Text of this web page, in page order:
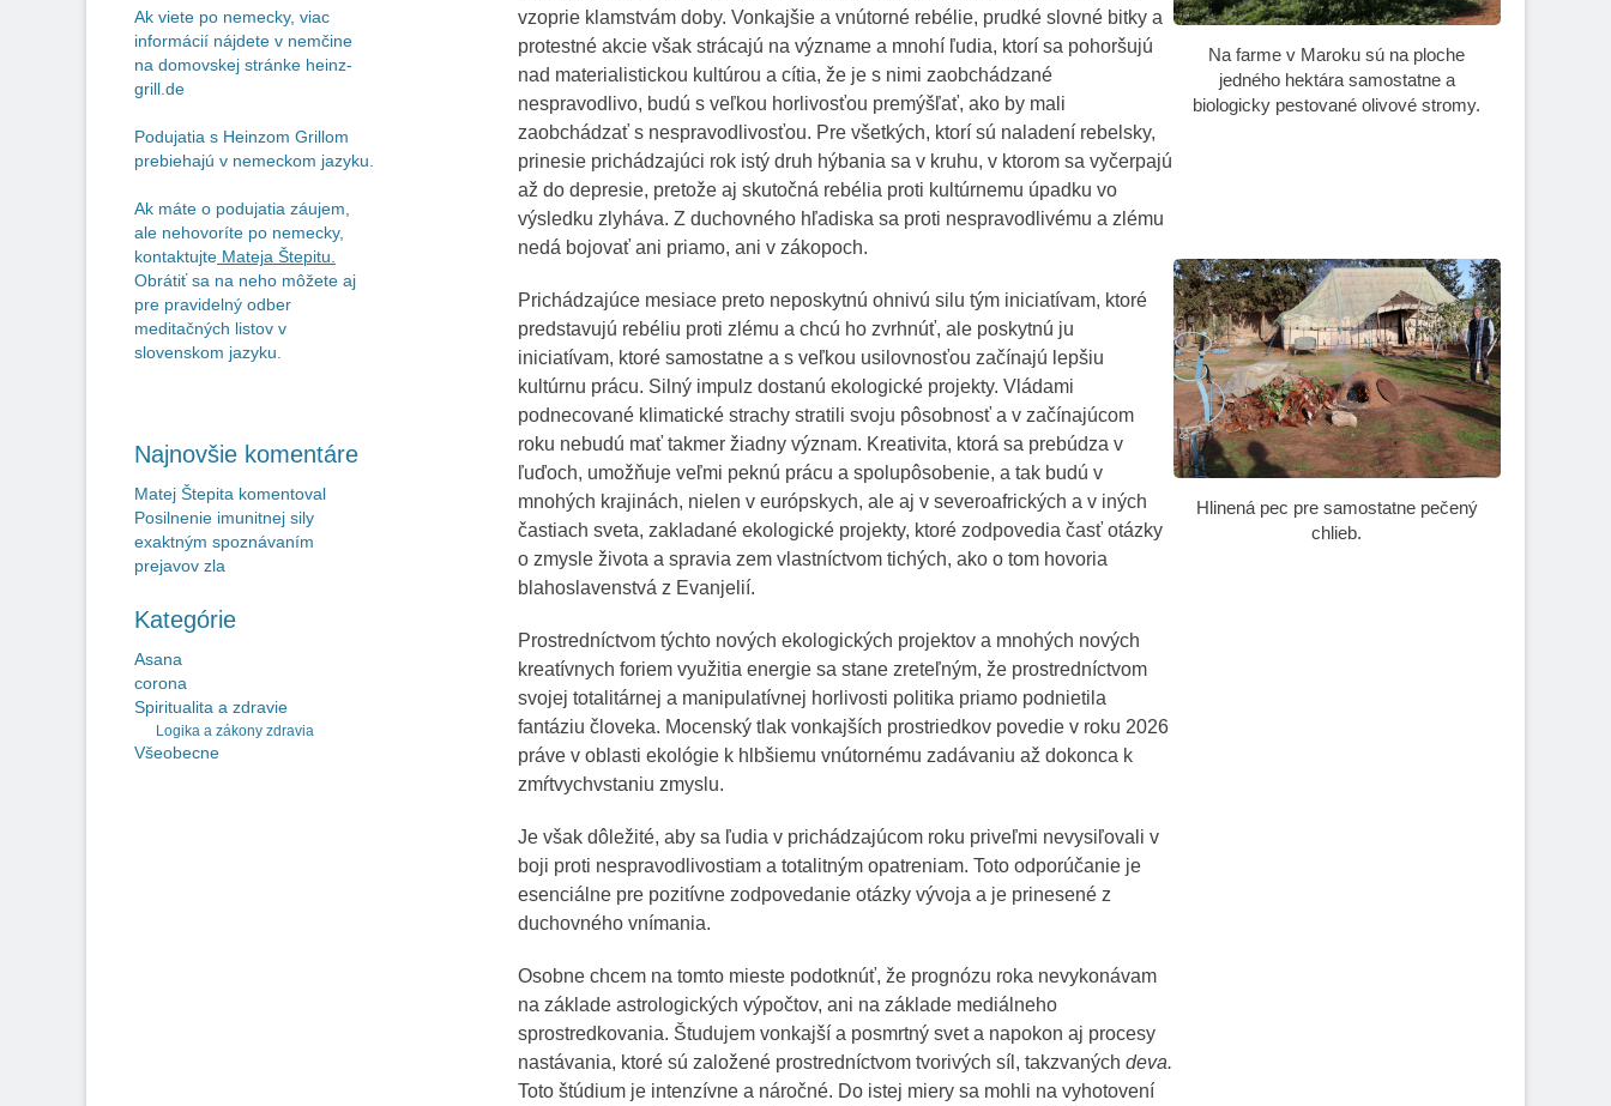
vzoprie klamstvám doby. Vonkajšie a vnútorné rebélie, prudké slovné bitky a
protestné akcie však strácajú na význame a mnohí ľudia, ktorí sa pohoršujú
nad materialistickou kultúrou a cítia, že je s nimi zaobchádzané
nespravodlivo, budú s veľkou horlivosťou premýšľať, ako by mali
zaobchádzať s nespravodlivosťou. Pre všetkých, ktorí sú naladení rebelsky,
prinesie prichádzajúci rok istý druh hýbania sa v kruhu, v ktorom sa vyčerpajú
až do depresie, pretože aj skutočná rebélia proti kultúrnemu úpadku vo
výsledku zlyháva. Z duchovného hľadiska sa proti nespravodlivému a zlému
nedá bojovať ani priamo, ani v zákopoch.
Prichádzajúce mesiace preto neposkytnú ohnivú silu tým iniciatívam, ktoré
predstavujú rebéliu proti zlému a chcú ho zvrhnúť, ale poskytnú ju
iniciatívam, ktoré samostatne a s veľkou usilovnosťou začínajú lepšiu
kultúrnu prácu. Silný impulz dostanú ekologické projekty. Vládami
podnecované klimatické strachy stratili svoju pôsobnosť a v začínajúcom
roku nebudú mať takmer žiadny význam. Kreativita, ktorá sa prebúdza v
ľuďoch, umožňuje veľmi peknú prácu a spolupôsobenie, a tak budú v
mnohých krajinách, nielen v európskych, ale aj v severoafrických a v iných
častiach sveta, zakladané ekologické projekty, ktoré zodpovedia časť otázky
o zmysle života a spravia zem vlastníctvom tichých, ako o tom hovoria
blahoslavenstvá z Evanjelií.
Prostredníctvom týchto nových ekologických projektov a mnohých nových
kreatívnych foriem využitia energie sa stane zreteľným, že prostredníctvom
svojej totalitárnej a manipulatívnej horlivosti politika priamo podnietila
fantáziu človeka. Mocenský tlak vonkajších prostriedkov povedie v roku 2026
práve v oblasti ekológie k hlbšiemu vnútornému zadávaniu až dokonca k
zmŕtvychvstaniu zmyslu.
Je však dôležité, aby sa ľudia v prichádzajúcom roku priveľmi nevysiľovali v
boji proti nespravodlivostiam a totalitným opatreniam. Toto odporúčanie je
esenciálne pre pozitívne zodpovedanie otázky vývoja a je prinesené z
duchovného vnímania.
Osobne chcem na tomto mieste podotknúť, že prognózu roka nevykonávam
na základe astrologických výpočtov, ani na základe mediálneho
sprostredkovania. Študujem vonkajší a posmrtný svet a napokon aj procesy
nastávania, ktoré sú založené prostredníctvom tvorivých síl, takzvaných deva.
Toto štúdium je intenzívne a náročné. Do istej miery sa mohli na vyhotovení
Na farme v Maroku sú na ploche
jedného hektára samostatne a
biologicky pestované olivové stromy.
Hlinená pec pre samostatne pečený
chlieb.
Ak viete po nemecky, viac
informácií nájdete v nemčine
na domovskej stránke heinz-
grill.de
Podujatia s Heinzom Grillom
prebiehajú v nemeckom jazyku.
Ak máte o podujatia záujem,
ale nehovoríte po nemecky,
kontaktujte Mateja Štepitu.
Obrátiť sa na neho môžete aj
pre pravidelný odber
meditačných listov v
slovenskom jazyku.
Najnovšie komentáre
Matej Štepita komentoval
Posilnenie imunitnej sily
exaktným spoznávaním
prejavov zla
Kategórie
Asana
corona
Spiritualita a zdravie
Logika a zákony zdravia
Všeobecne